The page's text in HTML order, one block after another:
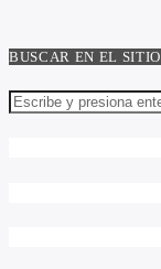
BUSCAR EN EL SITIO